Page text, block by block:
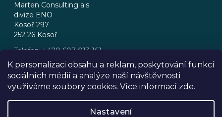
K personalizaci obsahu a reklam, poskytování funkcí
sociálních médií a analýze naší návštěvnosti
využíváme soubory cookies. Více informací zde.
Nastavení
Marten Consulting a.s.
divize ENO
Kosoř 297
252 26 Kosoř
Telefon: +420 607 013 161
Email: eno@eno.cz
FB IG